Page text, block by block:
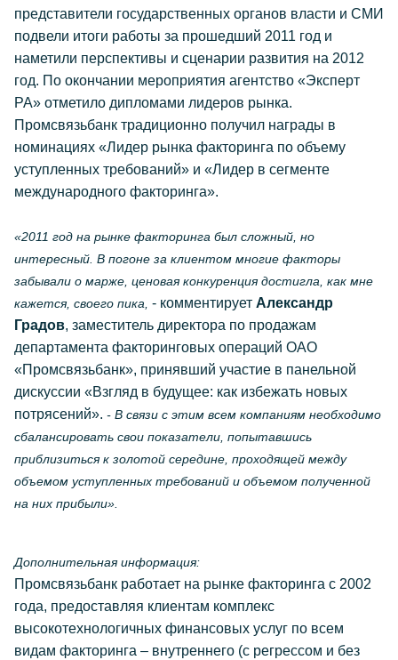
представители государственных органов власти и СМИ
подвели итоги работы за прошедший 2011 год и
наметили перспективы и сценарии развития на 2012
год. По окончании мероприятия агентство «Эксперт
РА» отметило дипломами лидеров рынка.
Промсвязьбанк традиционно получил награды в
номинациях «Лидер рынка факторинга по объему
уступленных требований» и «Лидер в сегменте
международного факторинга».
«2011 год на рынке факторинга был сложный, но
интересный. В погоне за клиентом многие факторы
забывали о марже, ценовая конкуренция достигла, как мне
кажется, своего пика, - комментирует Александр
Градов, заместитель директора по продажам
департамента факторинговых операций ОАО
«Промсвязьбанк», принявший участие в панельной
дискуссии «Взгляд в будущее: как избежать новых
потрясений». - В связи с этим всем компаниям необходимо
сбалансировать свои показатели, попытавшись
приблизиться к золотой середине, проходящей между
объемом уступленных требований и объемом полученной
на них прибыли».
Дополнительная информация:
Промсвязьбанк работает на рынке факторинга с 2002
года, предоставляя клиентам комплекс
высокотехнологичных финансовых услуг по всем
видам факторинга – внутреннего (с регрессом и без